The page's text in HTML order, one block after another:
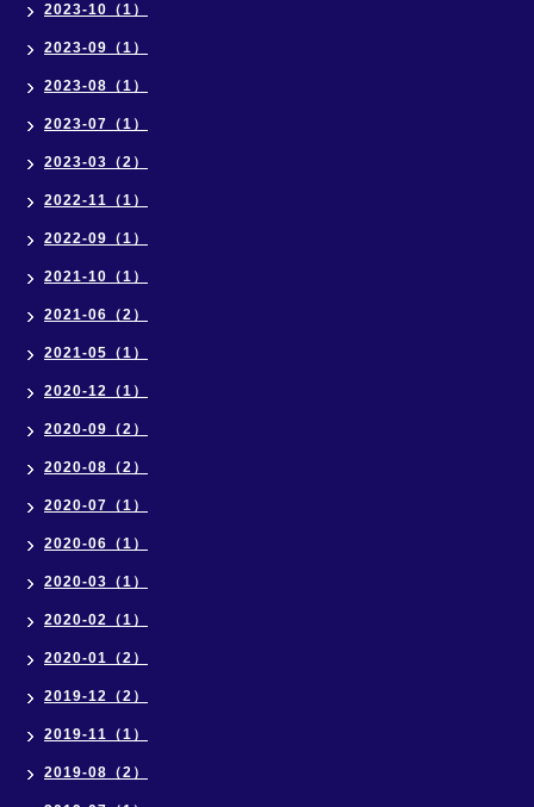
2023-10（1）
2023-09（1）
2023-08（1）
2023-07（1）
2023-03（2）
2022-11（1）
2022-09（1）
2021-10（1）
2021-06（2）
2021-05（1）
2020-12（1）
2020-09（2）
2020-08（2）
2020-07（1）
2020-06（1）
2020-03（1）
2020-02（1）
2020-01（2）
2019-12（2）
2019-11（1）
2019-08（2）